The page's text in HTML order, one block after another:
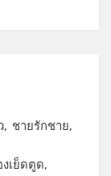
ชายรักชาย
งเย็ดตูด